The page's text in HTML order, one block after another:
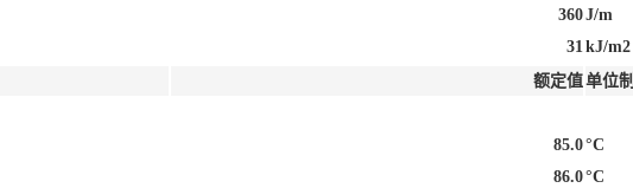
360J/m
31kJ/m2
额定值单位制
85.0°C
86.0°C